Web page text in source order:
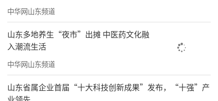
中华网山东频道
山东多地养生“夜市”出摊 中医药文化融
入潮流生活
中华网山东频道
山东省属企业首届“十大科技创新成果”发布，“十强”产